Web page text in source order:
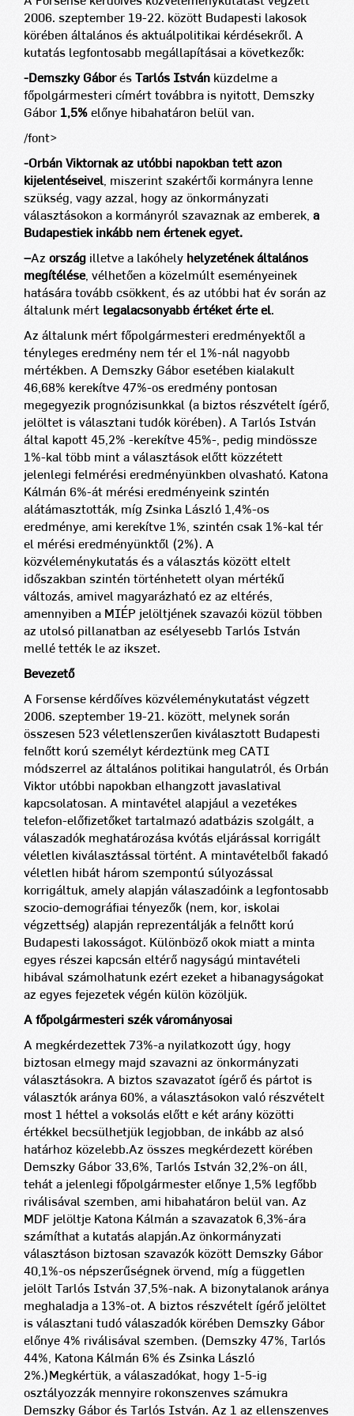
2006. szeptember 19-22. között Budapesti lakosok
körében általános és aktuálpolitikai kérdésekről. A
kutatás legfontosabb megállapításai a következők:
-Demszky Gáborés Tarlós István küzdelme a
főpolgármesteri címért továbbra is nyitott, Demszky
Gábor 1,5% előnye hibahatáron belül van.
/font>
-Orbán Viktornak az utóbbi napokban tett azon
kijelentéseivel , miszerint szakértői kormányra lenne
szükség, vagy azzal, hogy az önkormányzati
választásokon a kormányról szavaznak az emberek, a
Budapestiek inkább nem értenek egyet.
–Az ország illetve a lakóhely helyzetének általános
megítélése, vélhetően a közelmúlt eseményeinek
hatására tovább csökkent, és az utóbbi hat év során az
általunk mért legalacsonyabb értéket érte el.
Az általunk mért főpolgármesteri eredményektől a
tényleges eredmény nem tér el 1%-nál nagyobb
mértékben. A Demszky Gábor esetében kialakult
46,68% kerekítve 47%-os eredmény pontosan
megegyezik prognózisunkkal (a biztos részvételt ígérő,
jelöltet is választani tudók körében). A Tarlós István
által kapott 45,2% -kerekítve 45%-, pedig mindössze
1%-kal több mint a választások előtt közzétett
jelenlegi felmérési eredményünkben olvasható. Katona
Kálmán 6%-át mérési eredményeink szintén
alátámasztották, míg Zsinka László 1,4%-os
eredménye, ami kerekítve 1%, szintén csak 1%-kal tér
el mérési eredményünktől (2%). A
közvéleménykutatás és a választás között eltelt
időszakban szintén történhetett olyan mértékű
változás, amivel magyarázható ez az eltérés,
amennyiben a MIÉP jelöltjének szavazói közül többen
az utolsó pillanatban az esélyesebb Tarlós István
mellé tették le az ikszet.
Bevezető
A Forsense kérdőíves közvéleménykutatást végzett
2006. szeptember 19-21. között, melynek során
összesen 523 véletlenszerűen kiválasztott Budapesti
felnőtt korú személyt kérdeztünk meg CATI
módszerrel az általános politikai hangulatról, és Orbán
Viktor utóbbi napokban elhangzott javaslatival
kapcsolatosan. A mintavétel alapjául a vezetékes
telefon-előfizetőket tartalmazó adatbázis szolgált, a
válaszadók meghatározása kvótás eljárással korrigált
véletlen kiválasztással történt. A mintavételből fakadó
véletlen hibát három szempontú súlyozással
korrigáltuk, amely alapján válaszadóink a legfontosabb
szocio-demográfiai tényezők (nem, kor, iskolai
végzettség) alapján reprezentálják a felnőtt korú
Budapesti lakosságot. Különböző okok miatt a minta
egyes részei kapcsán eltérő nagyságú mintavételi
hibával számolhatunk ezért ezeket a hibanagyságokat
az egyes fejezetek végén külön közöljük.
A főpolgármesteri szék várományosai
A megkérdezettek 73%-a nyilatkozott úgy, hogy
biztosan elmegy majd szavazni az önkormányzati
választásokra. A biztos szavazatot ígérő és pártot is
választók aránya 60%, a választásokon való részvételt
most 1 héttel a voksolás előtt e két arány közötti
értékkel becsülhetjük legjobban, de inkább az alsó
határhoz közelebb.Az összes megkérdezett körében
Demszky Gábor 33,6%, Tarlós István 32,2%-on áll,
tehát a jelenlegi főpolgármester előnye 1,5% legfőbb
riválisával szemben, ami hibahatáron belül van. Az
MDF jelöltje Katona Kálmán a szavazatok 6,3%-ára
számíthat a kutatás alapján.Az önkormányzati
választáson biztosan szavazók között Demszky Gábor
40,1%-os népszerűségnek örvend, míg a független
jelölt Tarlós István 37,5%-nak. A bizonytalanok aránya
meghaladja a 13%-ot. A biztos részvételt ígérő jelöltet
is választani tudó válaszadók körében Demszky Gábor
előnye 4% riválisával szemben. (Demszky 47%, Tarlós
44%, Katona Kálmán 6% és Zsinka László
2%.) Megkértük, a válaszadókat, hogy 1-5-ig
osztályozzák mennyire rokonszenves számukra
Demszky Gábor és Tarlós István. Az 1 az ellenszenves